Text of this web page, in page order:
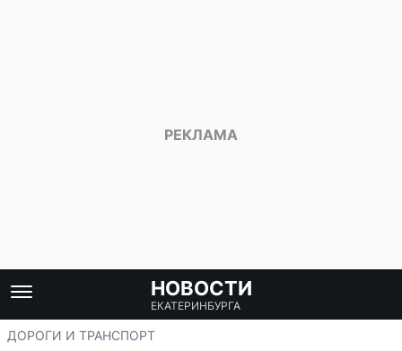
НОВОСТИ
ЕКАТЕРИНБУРГА
ДОРОГИ И ТРАНСПОРТ